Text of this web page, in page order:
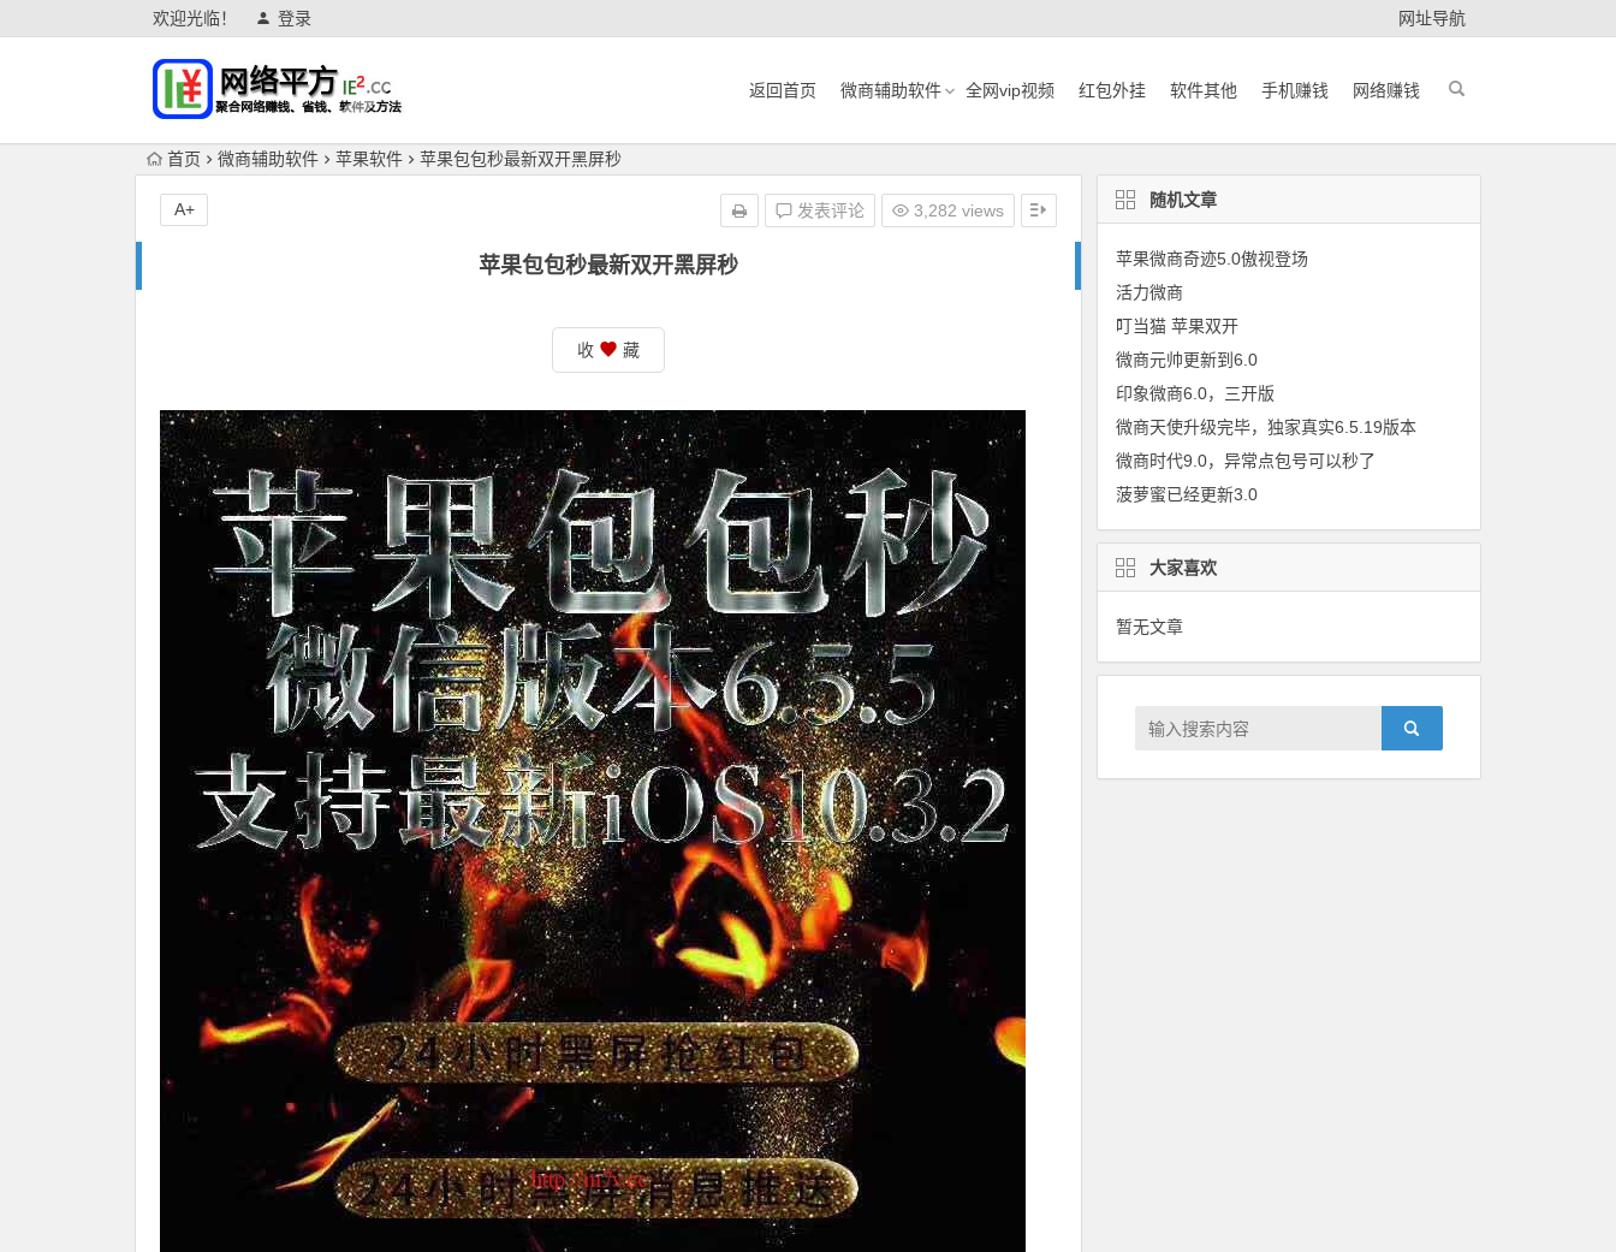
欢迎光临！ 登录 网址导航
返回首页 微商辅助软件 全网vip视频 红包外挂 软件其他 手机赚钱 网络赚钱
首页 微商辅助软件 苹果软件 苹果包包秒最新双开黑屏秒
苹果包包秒最新双开黑屏秒
发表评论 3,282 views
A+
收 藏
随机文章
苹果微商奇迹5.0傲视登场
活力微商
叮当猫 苹果双开
微商元帅更新到6.0
印象微商6.0，三开版
微商天使升级完毕，独家真实6.5.19版本
微商时代9.0，异常点包号可以秒了
菠萝蜜已经更新3.0
大家喜欢
暂无文章